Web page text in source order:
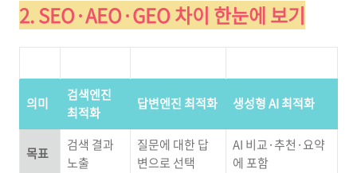
2. SEO·AEO·GEO 차이 한눈에 보기
의미
검색엔진
최적화
답변엔진 최적화 생성형 AI 최적화
목표
검색 결과
노출
질문에 대한 답
변으로 선택
AI 비교·추천·요약
에 포함